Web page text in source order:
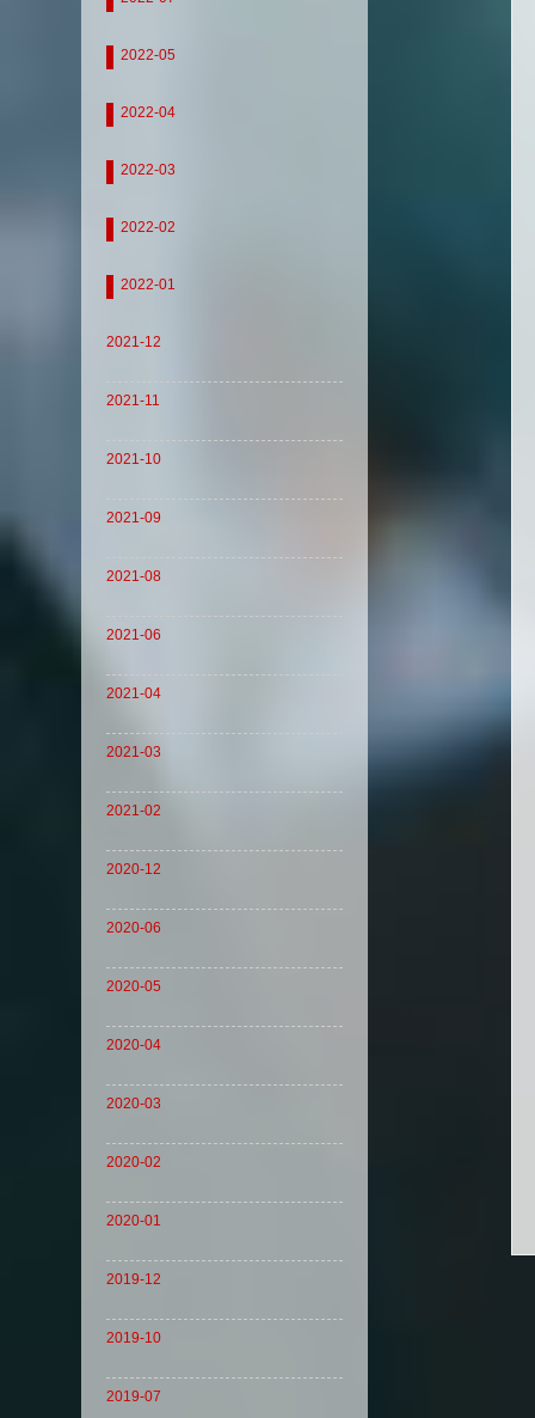
2022-05
2022-04
2022-03
2022-02
2022-01
2021-12
2021-11
2021-10
2021-09
2021-08
2021-06
2021-04
2021-03
2021-02
2020-12
2020-06
2020-05
2020-04
2020-03
2020-02
2020-01
2019-12
2019-10
2019-07